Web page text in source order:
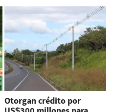
Otorgan crédito por